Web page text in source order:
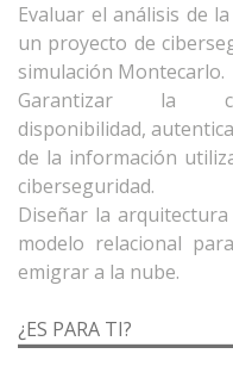
Evaluar el análisis de
un proyecto de
simulación Montecarlo.
Garantizar la
disponibilidad,
de la información
ciberseguridad.
Diseñar la
modelo relacional
¿ES PARA TI?